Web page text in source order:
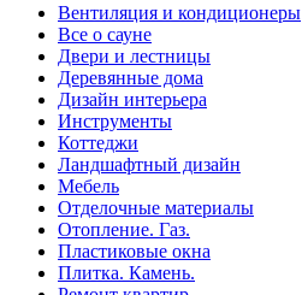
Вентиляция и кондиционеры
Все о сауне
Двери и лестницы
Деревянные дома
Дизайн интерьера
Инструменты
Коттеджи
Ландшафтный дизайн
Мебель
Отделочные материалы
Отопление. Газ.
Пластиковые окна
Плитка. Камень.